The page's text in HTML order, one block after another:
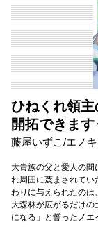
ひねくれ領
開拓できます
藤屋いずこ/エノ
大貴族の父と愛人の間
れ周囲に蔑まされてい
わりに与えられたのは
大森林が広がるだけの
になる」と誓ったノ